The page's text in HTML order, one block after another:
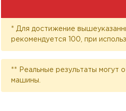
* Для достижение
рекомендуется 100, при
** Реальные результаты могут
машины.